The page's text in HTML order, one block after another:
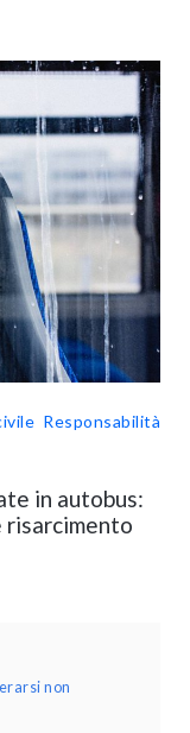
Responsabilità
in autobus:
risarcimento
non